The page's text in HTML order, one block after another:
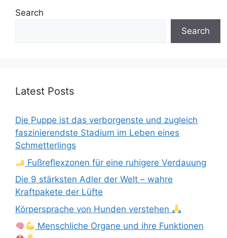
Search
Search
Latest Posts
Die Puppe ist das verborgenste und zugleich
faszinierendste Stadium im Leben eines
Schmetterlings
Fußreflexzonen für eine ruhigere Verdauung
Die 9 stärksten Adler der Welt – wahre
Kraftpakete der Lüfte
Körpersprache von Hunden verstehen
Menschliche Organe und ihre Funktionen